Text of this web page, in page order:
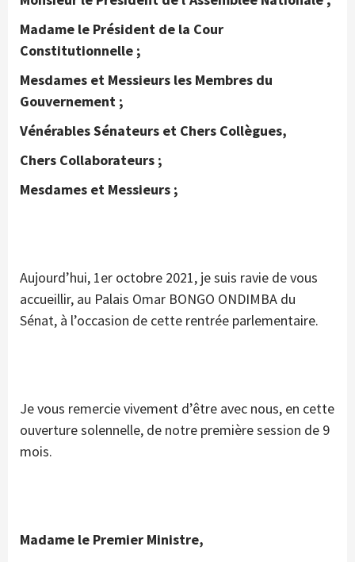
Madame le Président de la Cour
Constitutionnelle ;
Mesdames et Messieurs les Membres du
Gouvernement ;
Vénérables Sénateurs et Chers Collègues,
Chers Collaborateurs ;
Mesdames et Messieurs ;
Aujourd’hui, 1er octobre 2021, je suis ravie de vous
accueillir, au Palais Omar BONGO ONDIMBA du
Sénat, à l’occasion de cette rentrée parlementaire.
Je vous remercie vivement d’être avec nous, en cette
ouverture solennelle, de notre première session de 9
mois.
Madame le Premier Ministre,